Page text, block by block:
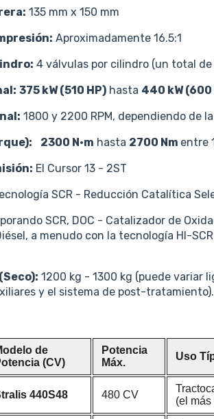
135 mm x 150 mm
Aproximadamente 16.5:1
4 válvulas por cilindro (un total de
375 kW (510 HP) hasta 440 kW (600
1800 y 2200 RPM, dependiendo de
2300 N·m hasta 2700 Nm entre
El Cursor 13 - 2ST
SCR - Reducción Catalítica
SCR, DOC - Catalizador de
a menudo con la tecnología HI-
1200 kg - 1300 kg (puede variar
y el sistema de post-tratamiento).
de
(CV)
Potencia
Máx.
Uso
440S48 480 CV
(el más